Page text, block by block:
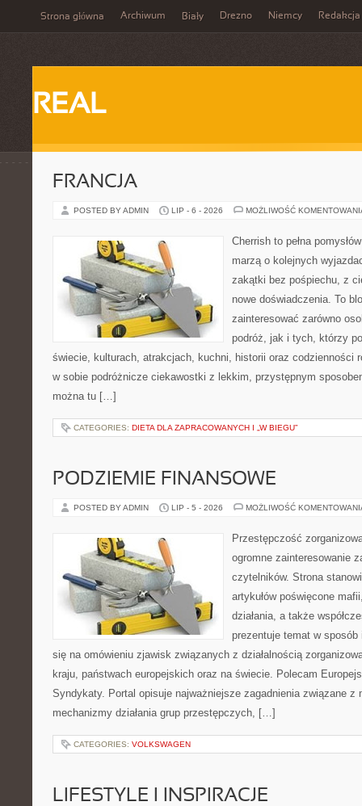
Strona główna Archiwum Biały Drezno Niemcy Redakcja
REAL
FRANCJA
POSTED BY ADMIN LIP - 6 - 2026 MOŻLIWOŚĆ
Cherrish to pełna
marzą o kolejnych
zakątki bez pośpiechu, z
nowe doświadczenia. To
zainteresować zarówno
podróż, jak i tych, którzy
świecie, kulturach, atrakcjach, kuchni, historii oraz codzienności
w sobie podróżnicze ciekawostki z lekkim, przystępnym
można tu […]
CATEGORIES: DIETA DLA ZAPRACOWANYCH I „W BIEGU”
PODZIEMIE FINANSOWE
POSTED BY ADMIN LIP - 5 - 2026 MOŻLIWOŚĆ
Przestępczość
ogromne zainteresowanie
czytelników. Strona
artykułów poświęcone
działania, a także
prezentuje temat w
się na omówieniu zjawisk związanych z działalnością
kraju, państwach europejskich oraz na świecie. Polecam
Syndykaty. Portal opisuje najważniejsze zagadnienia związane z
mechanizmy działania grup przestępczych, […]
CATEGORIES: VOLKSWAGEN
LIFESTYLE I INSPIRACJE